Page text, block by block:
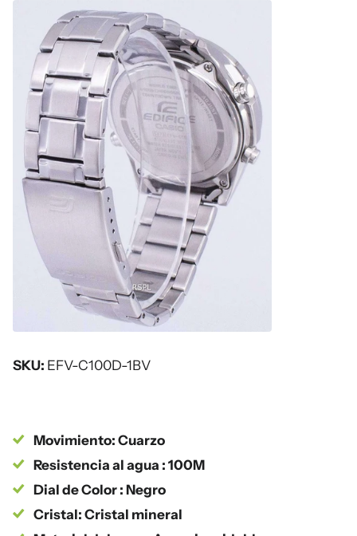
SKU: EFV-C100D-1BV
Movimiento: Cuarzo
Resistencia al agua : 100M
Dial de Color : Negro
Cristal: Cristal mineral